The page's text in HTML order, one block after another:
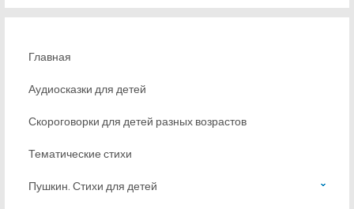
Главная
Аудиосказки для детей
Скороговорки для детей разных возрастов
Тематические стихи
Пушкин. Стихи для детей